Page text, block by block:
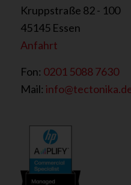
Kruppstraße 82 - 100
45145 Essen
Anfahrt
Fon: 0201 5088 7630
Mail: